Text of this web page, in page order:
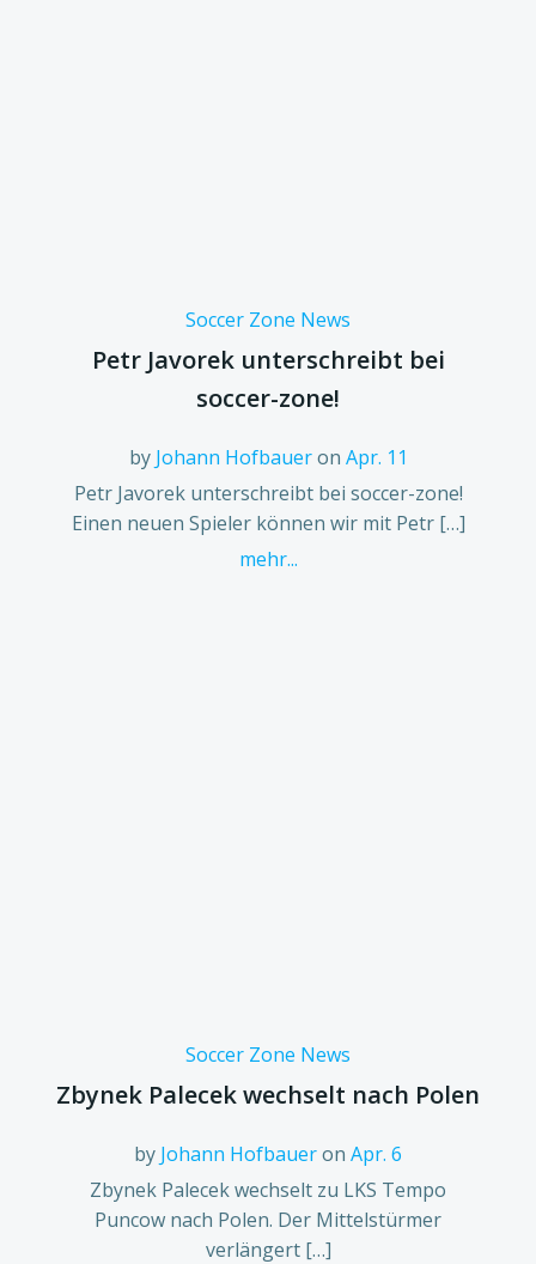
Soccer Zone News
Petr Javorek unterschreibt bei
soccer-zone!
by Johann Hofbauer on Apr. 11
Petr Javorek unterschreibt bei soccer-zone!
Einen neuen Spieler können wir mit Petr […]
mehr...
Soccer Zone News
Zbynek Palecek wechselt nach Polen
by Johann Hofbaueron Apr. 6
Zbynek Palecek wechselt zu LKS Tempo
Puncow nach Polen. Der Mittelstürmer
verlängert […]